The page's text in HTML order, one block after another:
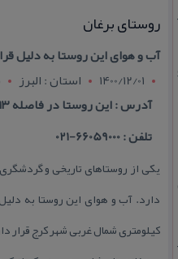
روستای برغان
آب و هوای این روستا به دلیل
1400/12/01
استان : البرز
آدرس : این روستا در فاصله ۱۳ كیلومتری شمال غربی شهر كرج قرار دارد.
تلفن : 66059000-021
یكی از روستاهای تاریخی و
كیلومتری شمال غربی شهر كرج قرار